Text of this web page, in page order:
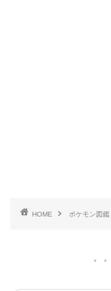
HOME ポケモン図鑑